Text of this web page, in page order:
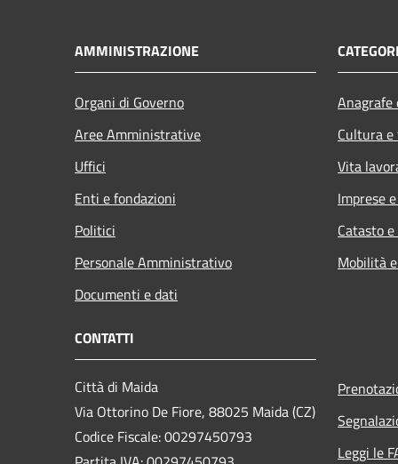
AMMINISTRAZIONE
Organi di Governo
Aree Amministrative
Uffici
Enti e fondazioni
Politici
Personale Amministrativo
Documenti e dati
Cultura
Vita
Imprese
Catasto
Mobilità
CONTATTI
Città di Maida
Via Ottorino De Fiore, 88025 Maida (CZ)
Codice Fiscale: 00297450793
Leggi le